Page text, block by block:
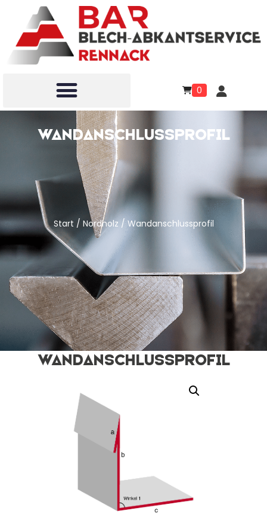
0
Wandanschlussprofil
Start / Nordholz / Wandanschlussprofil
Wandanschlussprofil